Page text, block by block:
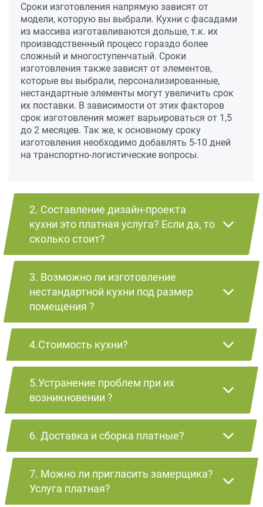
Сроки изготовления напрямую зависят от
модели, которую вы выбрали. Кухни с фасадами
из массива изготавливаются дольше, т.к. их
производственный процесс гораздо более
сложный и многоступенчатый. Сроки
изготовления также зависят от элементов,
которые вы выбрали, персонализированные,
нестандартные элементы могут увеличить срок
их поставки. В зависимости от этих факторов
срок изготовления может варьироваться от 1,5
до 2 месяцев. Так же, к основному сроку
изготовления необходимо добавлять 5-10 дней
на транспортно-логистические вопросы.
2. Составление дизайн-проекта
кухни это платная услуга? Если да, то
сколько стоит?
3. Возможно ли изготовление
нестандартной кухни под размер
помещения ?
4.Стоимость кухни?
5.Устранение проблем при их
возникновении ?
6. Доставка и сборка платные?
7. Можно ли пригласить замерщика?
Услуга платная?